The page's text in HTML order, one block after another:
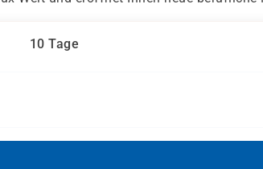
10 Tage